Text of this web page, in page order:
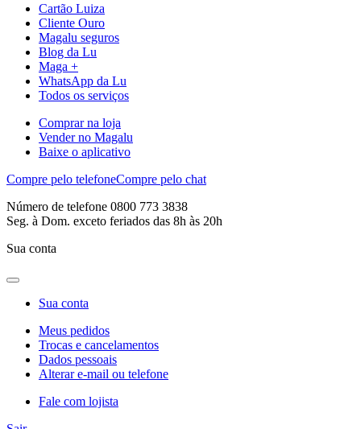
Cartão Luiza
Cliente Ouro
Magalu seguros
Blog da Lu
Maga +
WhatsApp da Lu
Todos os serviços
Comprar na loja
Vender no Magalu
Baixe o aplicativo
Compre pelo telefoneCompre pelo chat
Número de telefone 0800 773 3838
Seg. à Dom. exceto feriados das 8h às 20h
Sua conta
Sua conta
Meus pedidos
Trocas e cancelamentos
Dados pessoais
Alterar e-mail ou telefone
Fale com lojista